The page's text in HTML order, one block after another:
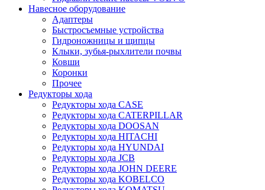
Навесное оборудование
Адаптеры
Быстросъемные устройства
Гидроножницы и щипцы
Клыки, зубья-рыхлители почвы
Ковши
Коронки
Прочее
Редукторы хода
Редукторы хода CASE
Редукторы хода CATERPILLAR
Редукторы хода DOOSAN
Редукторы хода HITACHI
Редукторы хода HYUNDAI
Редукторы хода JCB
Редукторы хода JOHN DEERE
Редукторы хода KOBELCO